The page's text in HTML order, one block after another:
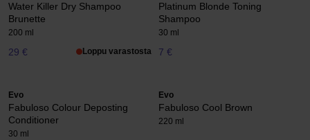
Water Killer Dry Shampoo
Brunette
200 ml
29 € Loppu varastosta
Platinum Blonde Toning
Shampoo
30 ml
7 €
Evo
Fabuloso Colour Deposting
Conditioner
30 ml
Evo
Fabuloso Cool Brown
220 ml